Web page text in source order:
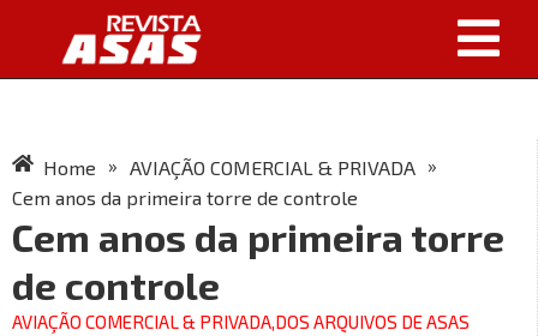
Home » AVIAÇÃO COMERCIAL & PRIVADA »
Cem anos da primeira torre de controle
Cem anos da primeira torre
de controle
AVIAÇÃO COMERCIAL & PRIVADA,DOS ARQUIVOS DE ASAS